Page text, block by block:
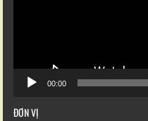
00:00
ĐƠN VỊ